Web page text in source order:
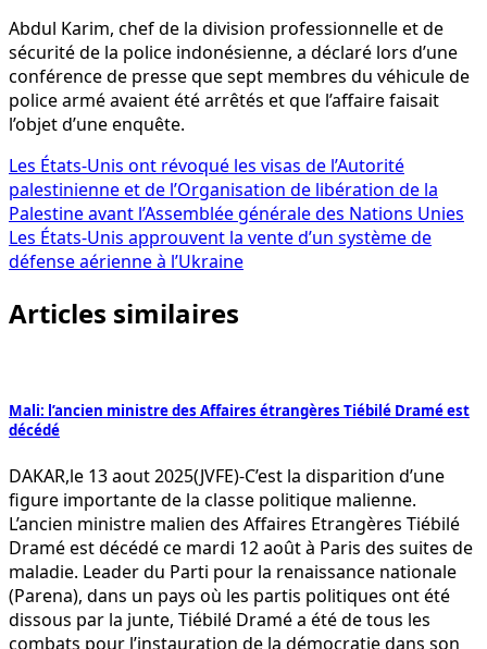
Abdul Karim, chef de la division professionnelle et de
sécurité de la police indonésienne, a déclaré lors d’une
conférence de presse que sept membres du véhicule de
police armé avaient été arrêtés et que l’affaire faisait
l’objet d’une enquête.
Navigation
de
l’article
Les États-Unis ont révoqué les visas de l’Autorité
palestinienne et de l’Organisation de libération de la
Palestine avant l’Assemblée générale des Nations Unies
Les États-Unis approuvent la vente d’un système de
défense aérienne à l’Ukraine
Articles similaires
Mali: l’ancien ministre des Affaires étrangères Tiébilé Dramé est
décédé
DAKAR,le 13 aout 2025(JVFE)-C’est la disparition d’une
figure importante de la classe politique malienne.
L’ancien ministre malien des Affaires Etrangères Tiébilé
Dramé est décédé ce mardi 12 août à Paris des suites de
maladie. Leader du Parti pour la renaissance nationale
(Parena), dans un pays où les partis politiques ont été
dissous par la junte, Tiébilé Dramé a été de tous les
combats pour l’instauration de la démocratie dans son